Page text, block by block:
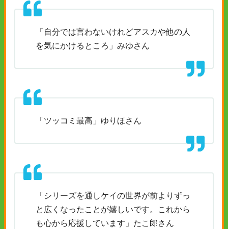
「自分では言わないけれどアスカや他の人
を気にかけるところ」みゆさん
「ツッコミ最高」ゆりほさん
「シリーズを通しケイの世界が前よりずっ
と広くなったことが嬉しいです。これから
も心から応援しています」たこ郎さん